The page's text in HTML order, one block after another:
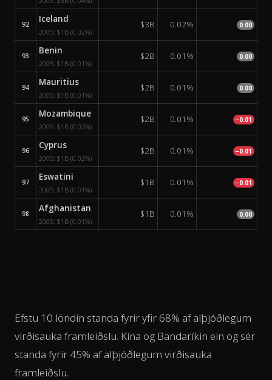
92 Iceland
2005: $1B (0.02%)
$3B 0.02% 0.00
93 Benin
2005: $1B (0.01%)
$2B 0.01% 0.00
94 Mauritius
2005: $1B (0.01%)
$2B 0.01% 0.00
95 Mozambique
2005: $1B (0.02%)
$2B 0.01% −0.01
96 Cyprus
2005: $1B (0.02%)
$2B 0.01% −0.01
97 Eswatini
2005: $1B (0.01%)
$1B 0.01% −0.01
98 Afghanistan
2005: $1B (0.01%)
$1B 0.01% 0.00
Efstu 10 löndin standa fyrir yfir 68% af alþjóðlegum
virðisauka framleiðslu. Kína og Bandaríkin ein og sér
standa fyrir 45% af alþjóðlegum virðisauka
framleiðslu.